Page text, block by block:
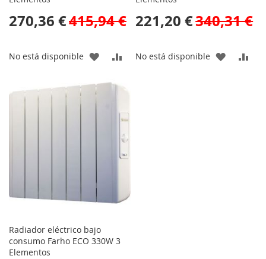
270,36 €415,94 €
No está disponible
AÑADIR
LISTA
DESEOS
AÑADIR
221,20 €340,31 €
No está disponible
AÑADIR
Radiador eléctrico bajo
consumo Farho ECO 330W 3
Elementos